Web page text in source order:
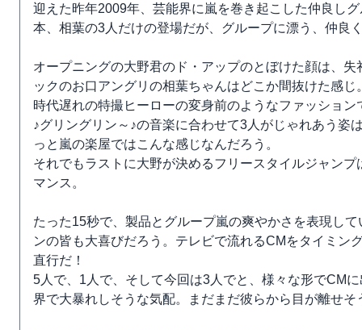
迎えた昨年2009年、芸能界に嵐を巻き起こした仲良し
本、相葉の3人だけの登場だが、グループに漂う、仲良
オープニングの大野君のド・アップのとぼけた顔は、
ックのお口アングリの相葉ちゃんはどこか間抜けた感
時代遅れの特撮ヒーローの変身前のようなファッショ
♪グリングリン～♪の音楽に合わせて3人がじゃれあう姿
っと嵐の楽屋ではこんな感じなんだろう。
それでもラストに大野が決めるフリースタイルジャン
マンス。
たった15秒で、製品とグループ嵐の爽やかさを表現し
ンの皆も大喜びだろう。テレビで流れるCMをタイミン
直行だ！
5人で、1人で、そして今回は3人でと、様々な形でCM
界で大暴れしそうな気配。まだまだ彼らから目が離せそ